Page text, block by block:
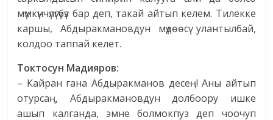
мүмкүнчүлүгүбүз бар деп, такай айтып келем. Тилекке
каршы, Абдыракмановдун мүдөөсү улантылбай,
колдоо таппай келет.
Токтосун Мадияров:
– Кайран гана Абдыракманов десең! Аны айтып
отурсаң, Абдыракмановдун долбоору ишке
ашып калганда, эмне болмокпуз деп чоочуп